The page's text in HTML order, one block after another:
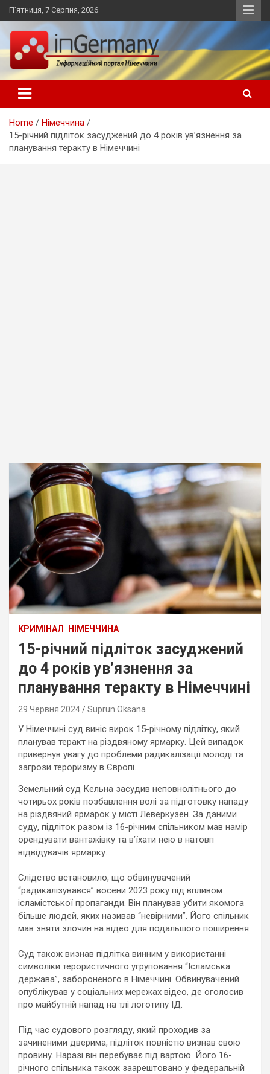
Skip
to
content
П’ятниця, 7 Серпня, 2026
inGermany.net інформаційний
портал в Німеччині
Український інформаційний портал в Німеччині, новини
Німеччини, українці в Німеччині
Home
Німеччина
15-річний підліток засуджений до 4 років ув’язнення за
планування теракту в Німеччині
КРИМІНАЛ НІМЕЧЧИНА
15-річний підліток засуджений
до 4 років ув’язнення за
планування теракту в Німеччині
29 Червня 2024 Suprun Oksana
У Німеччині суд виніс вирок 15-річному підлітку, який
планував теракт на різдвяному ярмарку. Цей випадок
привернув увагу до проблеми радикалізації молоді та
загрози тероризму в Європі.
Земельний суд Кельна засудив неповнолітнього до
чотирьох років позбавлення волі за підготовку нападу
на різдвяний ярмарок у місті Леверкузен. За даними
суду, підліток разом із 16-річним спільником мав намір
орендувати вантажівку та в’їхати нею в натовп
відвідувачів ярмарку.
Слідство встановило, що обвинувачений
“радикалізувався” восени 2023 року під впливом
ісламістської пропаганди. Він планував убити якомога
більше людей, яких називав “невірними”. Його спільник
мав зняти злочин на відео для подальшого поширення.
Суд також визнав підлітка винним у використанні
символіки терористичного угруповання “Ісламська
держава”, забороненого в Німеччині. Обвинувачений
опублікував у соціальних мережах відео, де оголосив
про майбутній напад на тлі логотипу ІД.
Під час судового розгляду, який проходив за
зачиненими дверима, підліток повністю визнав свою
провину. Наразі він перебуває під вартою. Його 16-
річного спільника також заарештовано у федеральній